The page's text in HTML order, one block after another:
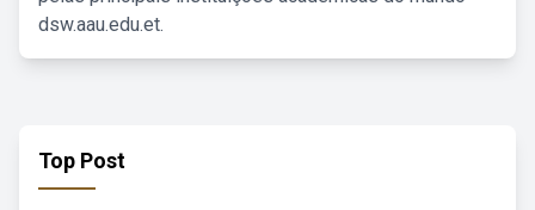
dsw.aau.edu.et.
Top Post